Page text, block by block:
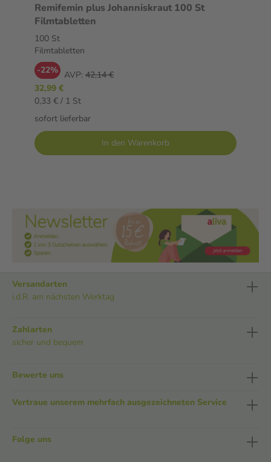
Remifemin plus Johanniskraut 100 St
Filmtabletten
100 St
Filmtabletten
-22% AVP: 42,14 €
32,99 €
0,33 € / 1 St
sofort lieferbar
In den Warenkorb
Versandarten
i.d.R. am nächsten Werktag
Zahlarten
sicher und bequem
Bewerte uns
Vertraue unserem mehrfach ausgezeichneten Service
Folge uns